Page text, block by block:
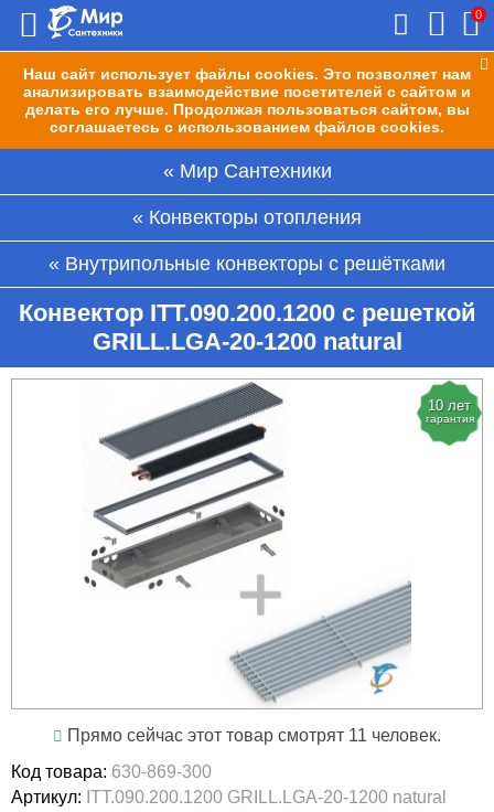
Наш сайт использует файлы cookies. Это позволяет нам
анализировать взаимодействие посетителей с сайтом и
делать его лучше. Продолжая пользоваться сайтом, вы
соглашаетесь с использованием файлов cookies.
0
Мир Сантехники
Конвекторы отопления
Внутрипольные конвекторы с решётками
Конвектор ITT.090.200.1200 с решеткой
GRILL.LGA-20-1200 natural
10 лет
гарантия
Прямо сейчас этот товар смотрят 11 человек.
Код товара: 630-869-300
Артикул: ITT.090.200.1200 GRILL.LGA-20-1200 natural